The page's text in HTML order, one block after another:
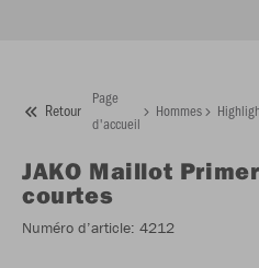
Retour
Page
d'accueil
Hommes
JAKO Maillot
courtes
Numéro d’article: 4212